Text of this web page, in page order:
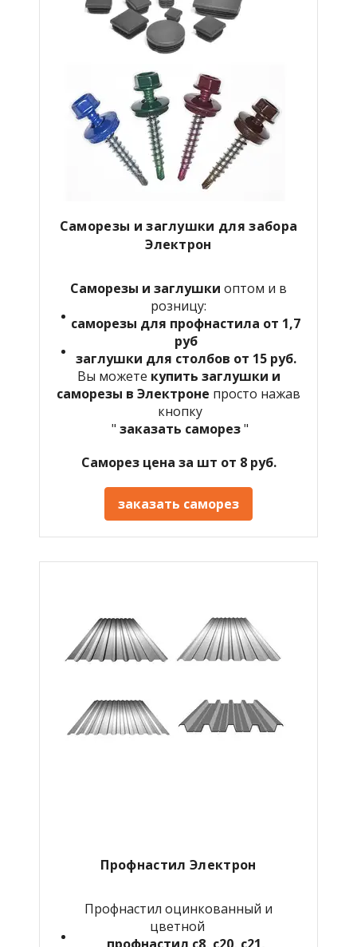
Саморезы и заглушки для забора
Электрон
Саморезы и заглушки оптом и в
розницу:
саморезы для профнастила от 1,7
руб
заглушки для столбов от 15 руб.
Вы можете купить заглушки и
саморезы в Электроне просто нажав
кнопку
" заказать саморез"
Саморез цена за шт от 8 руб.
заказать саморез
Профнастил Электрон
Профнастил оцинкованный и
цветной